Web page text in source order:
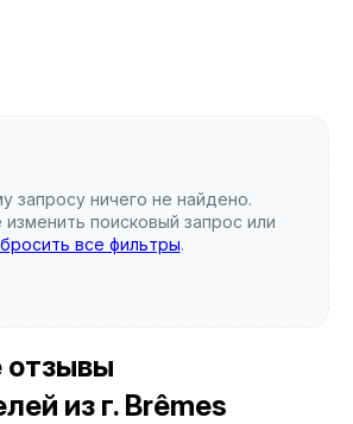
запросу ничего не найдено.
поисковый запрос или
все фильтры.
отзывы
из г. Brêmes